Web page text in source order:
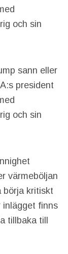
och sin
sann eller
president
och sin
värmeböljan
börja kritiskt
inlägget finns
tillbaka till